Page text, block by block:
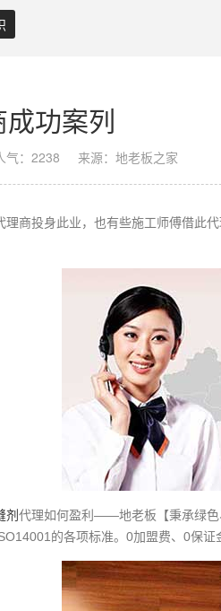
功案列
气：2238 来源：地老板之家
理商投身此业，也有些施工师傅借此
剂代理如何盈利——地老板 【秉承绿
的各项标准。0加盟费、0保证